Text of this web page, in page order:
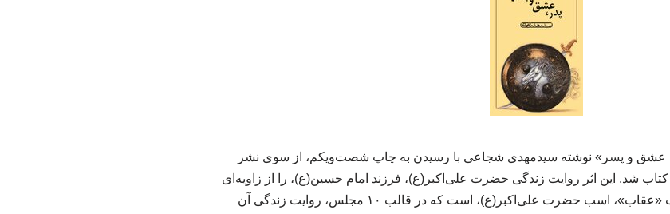
عشق و پسر» نوشته سیدمهدی شجاعی با رسیدن به چاپ شصت‌ویکم، از سوی نشر
کتاب شد. این اثر روایت زندگی حضرت علی‌اکبر(ع)، فرزند امام حسین(ع)، را از زاویه‌ای
متفاوت بازگو می‌کند. راوی کتاب «عقاب»، اسب حضرت علی‌اکبر(ع)، است که در قالب ۱۰ مجلس، روایت زندگی آن